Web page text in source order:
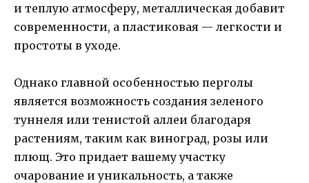
и теплую атмосферу, металлическая добавит
современности, а пластиковая — легкости и
простоты в уходе.
Однако главной особенностью перголы
является возможность создания зеленого
туннеля или тенистой аллеи благодаря
растениям, таким как виноград, розы или
плющ. Это придает вашему участку
очарование и уникальность, а также